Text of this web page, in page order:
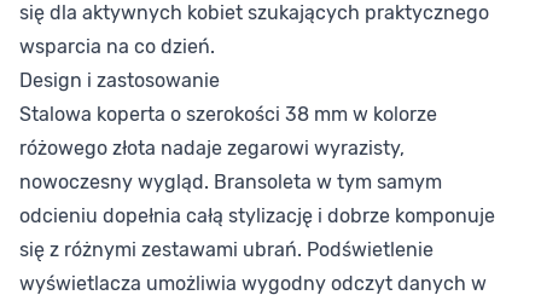
się dla aktywnych kobiet szukających praktycznego
wsparcia na co dzień.
Design i zastosowanie
Stalowa koperta o szerokości 38 mm w kolorze
różowego złota nadaje zegarowi wyrazisty,
nowoczesny wygląd. Bransoleta w tym samym
odcieniu dopełnia całą stylizację i dobrze komponuje
się z różnymi zestawami ubrań. Podświetlenie
wyświetlacza umożliwia wygodny odczyt danych w